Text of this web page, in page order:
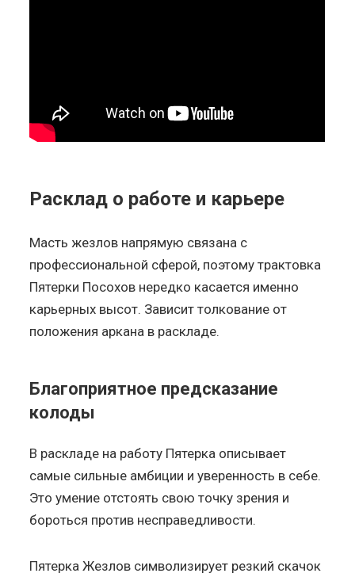
Расклад о работе и карьере
Масть жезлов напрямую связана с
профессиональной сферой, поэтому трактовка
Пятерки Посохов нередко касается именно
карьерных высот. Зависит толкование от
положения аркана в раскладе.
Благоприятное предсказание
колоды
В раскладе на работу Пятерка описывает
самые сильные амбиции и уверенность в себе.
Это умение отстоять свою точку зрения и
бороться против несправедливости.
Пятерка Жезлов символизирует резкий скачок